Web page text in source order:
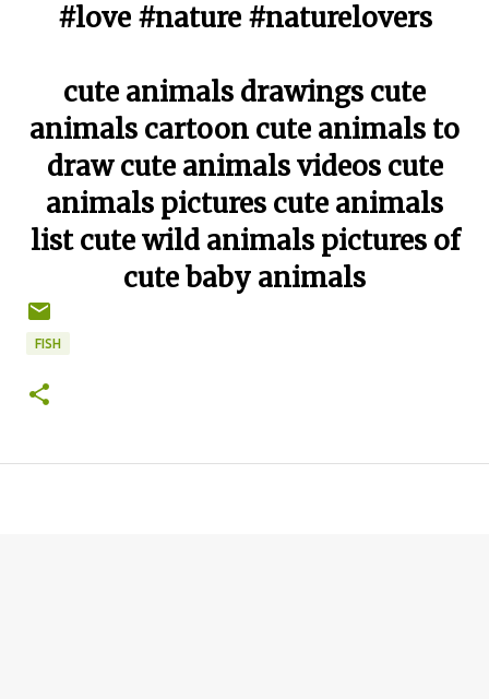
#love #nature #naturelovers
cute animals drawings cute
animals cartoon cute animals to
draw cute animals videos cute
animals pictures cute animals
list cute wild animals pictures of
cute baby animals
FISH